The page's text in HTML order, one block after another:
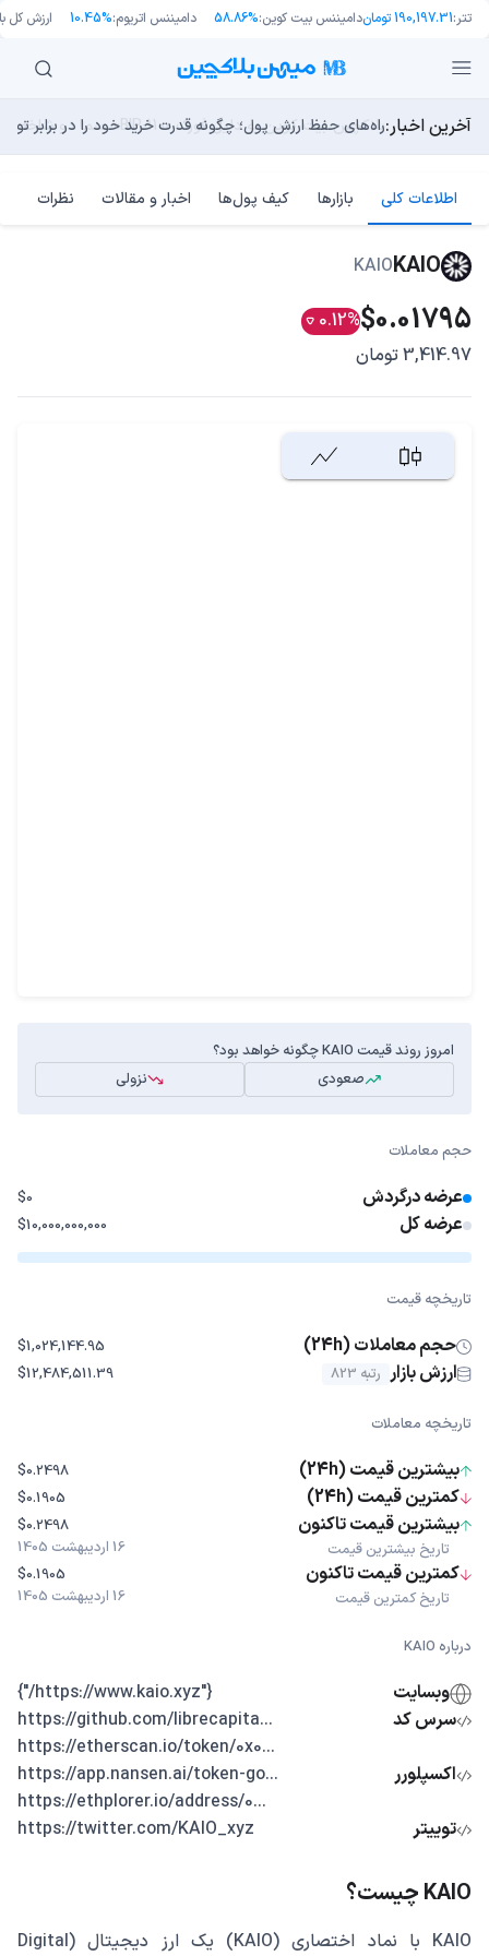
تتر:190,197.31 تومان دامیننس بیت کوین:58.86% دامیننس اتریوم:10.45% ارزش کل
آخرین اخبار:بلاکچین بیت کوین به دلیل فورک «BIP-110» رسما دو شاخه شد!
راه‌های حفظ ارزش پول؛ چگونه قدرت خرید خود را در برابر
طرح جدید EIP-8363: آیا کاهش پاداش استیکینگ به ضرر اتریوم تمام می‌شود؟
چرا هوش مصنوعی اکنون در کوتاه‌مدت تهدیدی فوری‌تر از
مایکل ترپین: متاسفم، بیت‌کوین به سمت ۴۳,۵۰۰ دلار در حال سقوط است
اطلاعات کلی بازارها کیف پول‌ها اخبار و مقالات نظرات
KAIO
KAIO
$0.01795
0.12%
3,414.97 تومان
امروز روند قیمت KAIO چگونه خواهد بود؟
صعودی
نزولی
حجم معاملات
عرضه درگردش $0
عرضه کل $10,000,000,000
تاریخچه قیمت
حجم معاملات (24h) $1,024,144.95
ارزش بازار رتبه 823 $12,484,511.39
تاریخچه معاملات
بیشترین قیمت (24h) $0.2498
کمترین قیمت (24h) $0.1905
بیشترین قیمت تاکنون
تاریخ بیشترین قیمت
$0.2498
16 اردیبهشت 1405
کمترین قیمت تاکنون
تاریخ کمترین قیمت
$0.1905
16 اردیبهشت 1405
درباره KAIO
وبسایت
{"https://www.kaio.xyz/"}
سرس کد
...https://github.com/librecapita
اکسپلورر
...https://etherscan.io/token/0x0
...https://app.nansen.ai/token-go
...https://ethplorer.io/address/0
توییتر
https://twitter.com/KAIO_xyz
KAIO چیست؟
KAIO با نماد اختصاری (KAIO) یک ارز دیجیتال (Digital